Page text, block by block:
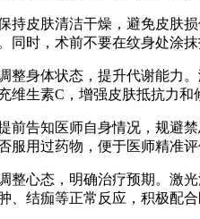
持皮肤清洁干燥，避免皮肤
同时，术前不要在纹身处涂
整身体状态，提升代谢能力
维生素C，增强皮肤抵抗力
前告知医师自身情况，规避
服用过药物，便于医师精准
整心态，明确治疗预期。激
、结痂等正常反应，积极配